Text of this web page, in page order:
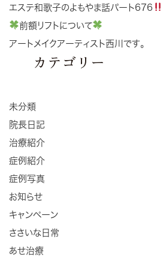
エステ和歌子のよもやま話パート676
前額リフトについて
アートメイクアーティスト西川です。
カテゴリー
未分類
院長日記
治療紹介
症例紹介
症例写真
お知らせ
キャンペーン
ささいな日常
あせ治療